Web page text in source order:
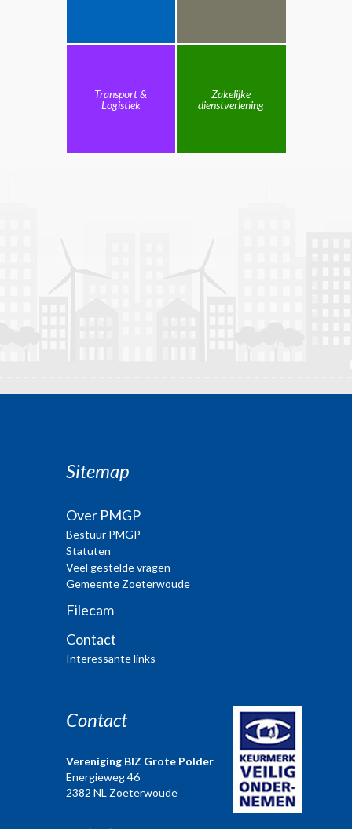
Transport &
Logistiek
Zakelijke
dienstverlening
Sitemap
Over PMGP
Bestuur PMGP
Statuten
Veel gestelde vragen
Gemeente Zoeterwoude
Filecam
Contact
Interessante links
Contact
Vereniging BIZ Grote Polder
Energieweg 46
2382 NL Zoeterwoude